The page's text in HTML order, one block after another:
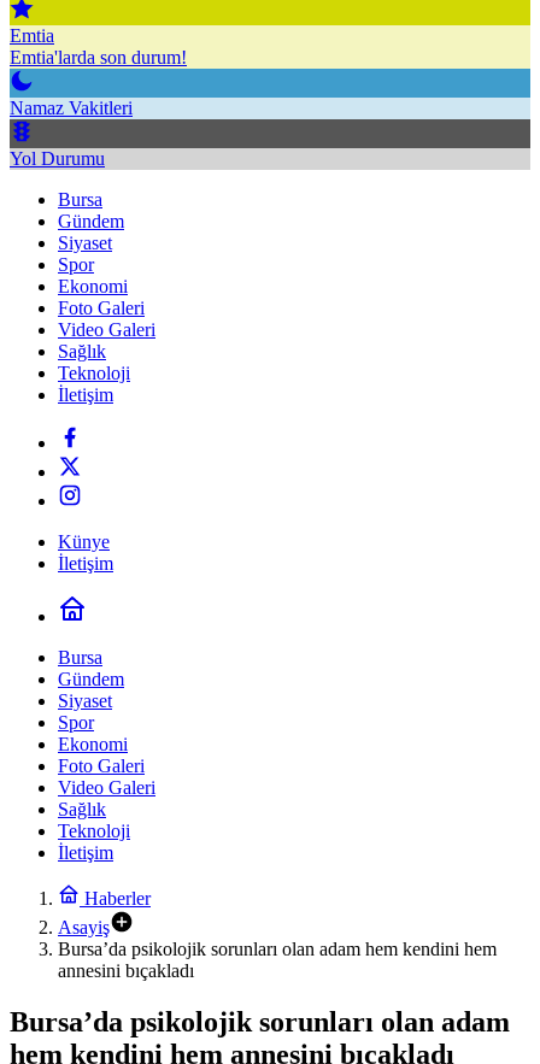
Emtia
Emtia'larda son durum!
Namaz Vakitleri
Yol Durumu
Bursa
Gündem
Siyaset
Spor
Ekonomi
Foto Galeri
Video Galeri
Sağlık
Teknoloji
İletişim
Künye
İletişim
Bursa
Gündem
Siyaset
Spor
Ekonomi
Foto Galeri
Video Galeri
Sağlık
Teknoloji
İletişim
Haberler
Asayiş
Bursa’da psikolojik sorunları olan adam hem kendini hem
annesini bıçakladı
Bursa’da psikolojik sorunları olan adam
hem kendini hem annesini bıçakladı